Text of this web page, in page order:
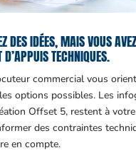
DES IDÉES, MAIS VOUS
D’APPUIS TECHNIQUES.
commercial vous
options possibles. Les
Offset 5, restent à
des contraintes
en compte.